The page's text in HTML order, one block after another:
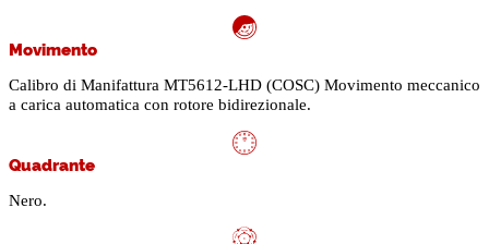
Movimento
Calibro di Manifattura MT5612-LHD (COSC) Movimento meccanico
a carica automatica con rotore bidirezionale.
Quadrante
Nero.